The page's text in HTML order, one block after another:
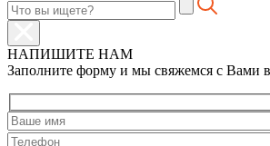
НАПИШИТЕ НАМ
Заполните форму и мы свяжемся с Вами